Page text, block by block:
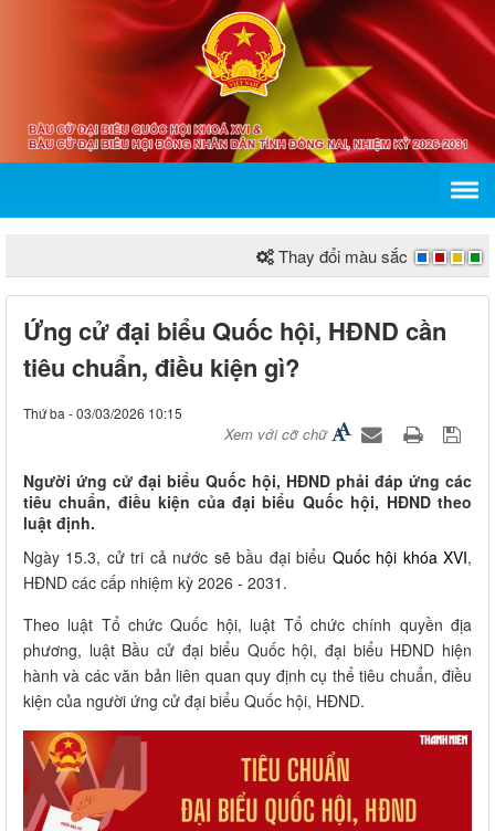
Thay đổi màu sắc
Ứng cử đại biểu Quốc hội, HĐND cần
tiêu chuẩn, điều kiện gì?
Thứ ba - 03/03/2026 10:15
Xem với cỡ chữ
Người ứng cử đại biểu Quốc hội, HĐND phải đáp ứng các
tiêu chuẩn, điều kiện của đại biểu Quốc hội, HĐND theo
luật định.
Ngày 15.3, cử tri cả nước sẽ bầu đại biểu Quốc hội khóa XVI,
HĐND các cấp nhiệm kỳ 2026 - 2031.
Theo luật Tổ chức Quốc hội, luật Tổ chức chính quyền địa
phương, luật Bầu cử đại biểu Quốc hội, đại biểu HĐND hiện
hành và các văn bản liên quan quy định cụ thể tiêu chuẩn, điều
kiện của người ứng cử đại biểu Quốc hội, HĐND.